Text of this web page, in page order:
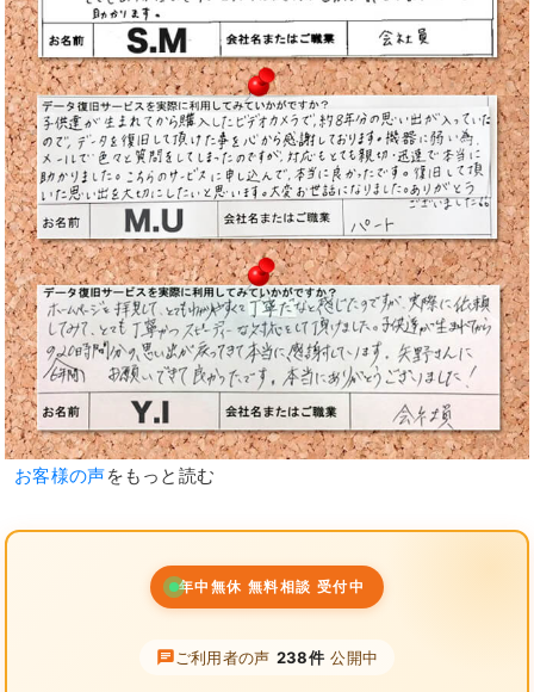
お客様の声をもっと読む
年中無休 無料相談 受付中
ご利用者の声 238件 公開中